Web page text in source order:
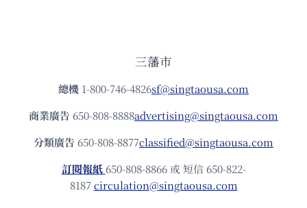
三藩市
總機 1-800-746-4826sf@singtaousa.com
商業廣告 650-808-8888advertising@singtaousa.com
分類廣告 650-808-8877classified@singtaousa.com
訂閱報紙 650-808-8866 或 短信 650-822-
8187circulation@singtaousa.com